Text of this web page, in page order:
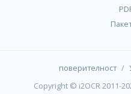
поверителност /
Copyright © i2OCR 2011-